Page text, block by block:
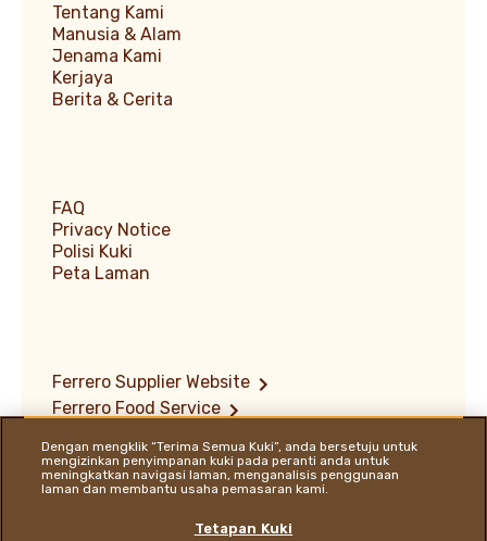
Tentang Kami
Manusia & Alam
Jenama Kami
Kerjaya
Berita & Cerita
FAQ
Privacy Notice
Polisi Kuki
Peta Laman
Ferrero Supplier Website
Ferrero Food Service
Terms of Use
Dasar Pendedahan Kelemahan
Dengan mengklik “Terima Semua Kuki”, anda bersetuju untuk
mengizinkan penyimpanan kuki pada peranti anda untuk
meningkatkan navigasi laman, menganalisis penggunaan
laman dan membantu usaha pemasaran kami.
Tetapan Kuki